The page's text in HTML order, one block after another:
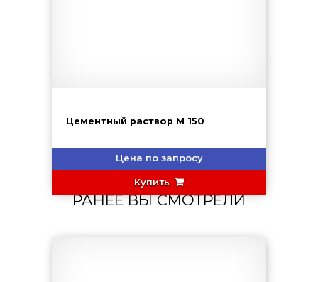
Цементный раствор М 150
Цена по запросу
Купить
РАНЕЕ ВЫ СМОТРЕЛИ